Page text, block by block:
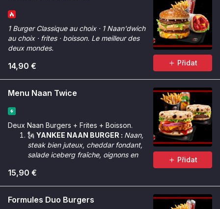
1 Burger Classique au choix · 1 Naan'dwich
au choix · frites · boisson. Le meilleur des
deux mondes.
14,90 € Přidat
Menu Naan Twice
Deux Naan Burgers + Frites + Boisson.
🗽 YANKEE NAAN BURGER : Naan,
steak bien juteux, cheddar fondant,
salade iceberg fraîche, oignons en
🌶️CRUNCHY NAAN BURGER :
poulet Tinger bien croustillant,
croquante, oignons rouges, rondelles
15,90 €
Přidat
Formules Duo Burgers